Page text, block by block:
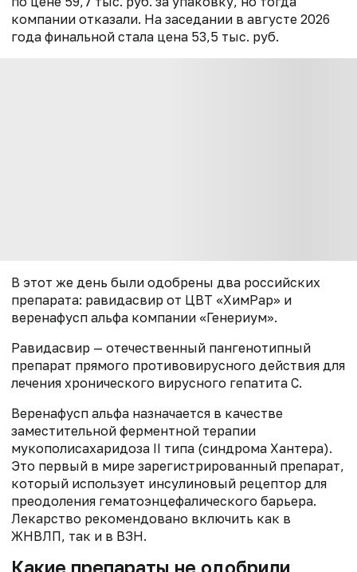
компании отказали. На заседании в августе 2026
года финальной стала цена 53,5 тыс. руб.
В этот же день были одобрены два российских
препарата: равидасвир от ЦВТ «ХимРар» и
веренафусп альфа компании «Генериум».
Равидасвир — отечественный пангенотипный
препарат прямого противовирусного действия для
лечения хронического вирусного гепатита С.
Веренафусп альфа назначается в качестве
заместительной ферментной терапии
мукополисахаридоза II типа (синдрома Хантера).
Это первый в мире зарегистрированный препарат,
который использует инсулиновый рецептор для
преодоления гематоэнцефалического барьера.
Лекарство рекомендовано включить как в
ЖНВЛП, так и в ВЗН.
Какие препараты не одобрили